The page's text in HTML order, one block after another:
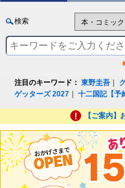
検索
注目のキーワード： 東野圭吾
ゲッターズ 2027 ｜十二国記【予
【ご案内】